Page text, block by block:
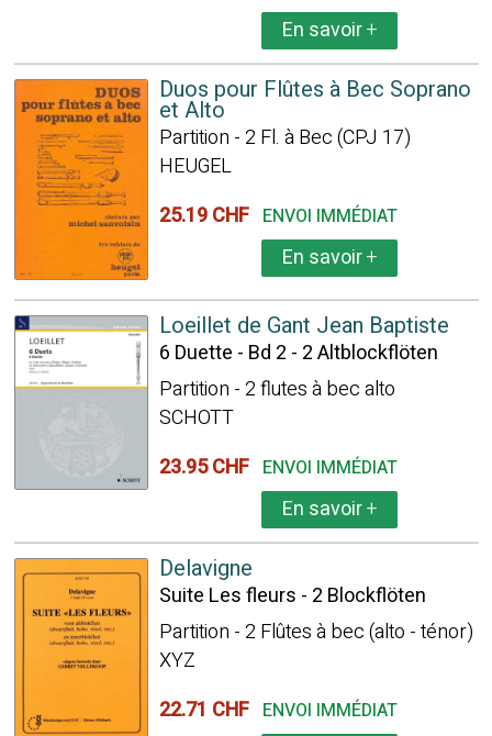
En savoir+
Duos pour Flûtes à Bec Soprano
et Alto
Partition - 2 Fl. à Bec (CPJ 17)
HEUGEL
25.19 CHF ENVOI IMMÉDIAT
En savoir+
Loeillet de Gant Jean Baptiste
6 Duette - Bd 2 - 2 Altblockflöten
Partition - 2 flutes à bec alto
SCHOTT
23.95 CHF ENVOI IMMÉDIAT
En savoir+
Delavigne
Suite Les fleurs - 2 Blockflöten
Partition - 2 Flûtes à bec (alto - ténor)
XYZ
22.71 CHF ENVOI IMMÉDIAT